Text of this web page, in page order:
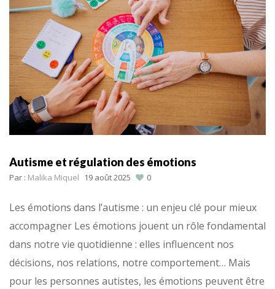
Autisme et régulation des émotions
Par : Malika Miquel 19 août 2025 0
Les émotions dans l’autisme : un enjeu clé pour mieux
accompagner Les émotions jouent un rôle fondamental
dans notre vie quotidienne : elles influencent nos
décisions, nos relations, notre comportement… Mais
pour les personnes autistes, les émotions peuvent être